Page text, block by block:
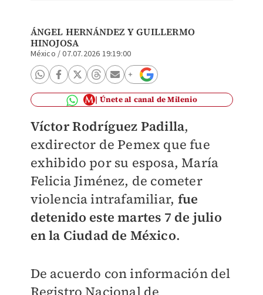
ÁNGEL HERNÁNDEZ YGUILLERMO
HINOJOSA
México /07.07.2026 19:19:00
Únete al canal de Milenio
Víctor Rodríguez Padilla,
exdirector de Pemex que fue
exhibido por su esposa, María
Felicia Jiménez, de cometer
violencia intrafamiliar, fue
detenido este martes 7 de julio
en la Ciudad de México.
De acuerdo con información del
Registro Nacional de